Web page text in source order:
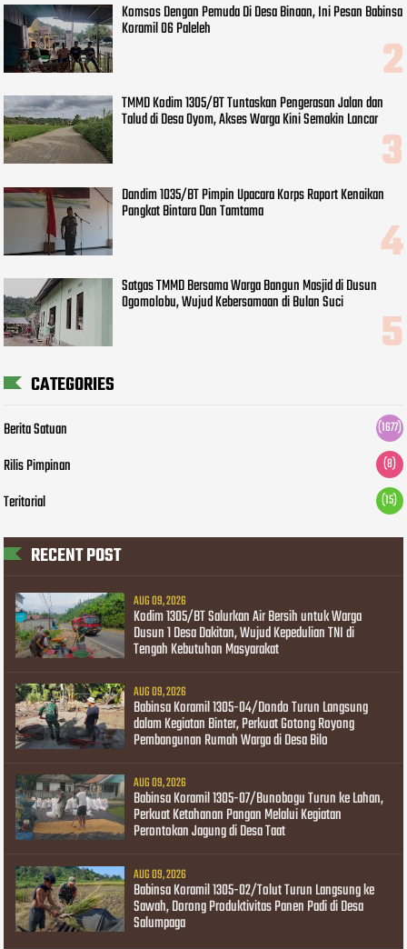
Komsos Dengan Pemuda Di Desa Binaan, Ini Pesan Babinsa
Koramil 06 Paleleh
TMMD Kodim 1305/BT Tuntaskan Pengerasan Jalan dan
Talud di Desa Oyom, Akses Warga Kini Semakin Lancar
Dandim 1035/BT Pimpin Upacara Korps Raport Kenaikan
Pangkat Bintara Dan Tamtama
Satgas TMMD Bersama Warga Bangun Masjid di Dusun
Ogomolobu, Wujud Kebersamaan di Bulan Suci
CATEGORIES
Berita Satuan (1677)
Rilis Pimpinan (8)
Teritorial (15)
RECENT POST
AUG 09, 2026
Kodim 1305/BT Salurkan Air Bersih untuk Warga
Dusun 1 Desa Dakitan, Wujud Kepedulian TNI di
Tengah Kebutuhan Masyarakat
AUG 09, 2026
Babinsa Koramil 1305-04/Dondo Turun Langsung
dalam Kegiatan Binter, Perkuat Gotong Royong
Pembangunan Rumah Warga di Desa Bilo
AUG 09, 2026
Babinsa Koramil 1305-07/Bunobogu Turun ke Lahan,
Perkuat Ketahanan Pangan Melalui Kegiatan
Perontokan Jagung di Desa Taat
AUG 09, 2026
Babinsa Koramil 1305-02/Tolut Turun Langsung ke
Sawah, Dorong Produktivitas Panen Padi di Desa
Salumpaga